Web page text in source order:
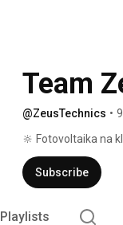
Team
@ZeusTechnics •
🔆 Fotovoltaika na
Subscribe
Playlists